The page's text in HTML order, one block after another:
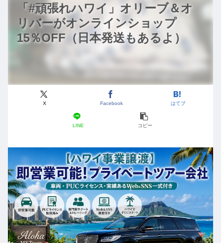
「#頑張れハワイ」オリーブ＆オ
リバーがオンラインショップ
15％OFF（日本発送もあるよ）
X Facebook はてブ
LINE コピー